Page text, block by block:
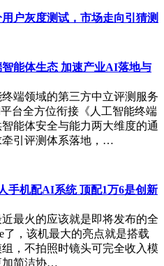
户灰度测试，市场走向引猜测
能体生态 加速产业AI落地与
端领域的第三方中立评测服务
台全方位衔接《人工智能终端
能体安全与能力两大维度的通
牵引评测体系落地，…
手机配AI系统 顶配1万6是创新
最火的应该就是即将发布的全
了，该机最大的亮点就是搭载
，不拍照时镜头可完全收入模
加简洁协…